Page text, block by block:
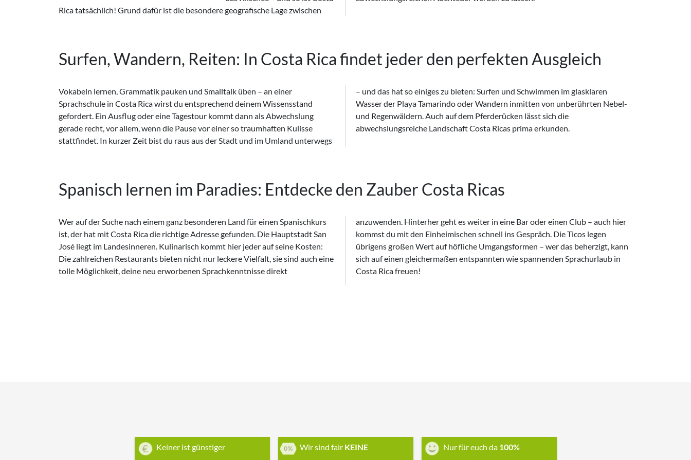
Rica tatsächlich! Grund dafür ist die besondere geografische Lage zwischen
Surfen, Wandern, Reiten: In Costa Rica findet jeder den perfekten Ausgleich
Vokabeln lernen, Grammatik pauken und Smalltalk üben – an einer
Sprachschule in Costa Rica wirst du entsprechend deinem Wissensstand
gefordert. Ein Ausflug oder eine Tagestour kommt dann als Abwechslung
gerade recht, vor allem, wenn die Pause vor einer so traumhaften Kulisse
stattfindet. In kurzer Zeit bist du raus aus der Stadt und im Umland unterwegs
– und das hat so einiges zu bieten: Surfen und Schwimmen im glasklaren
Wasser der Playa Tamarindo oder Wandern inmitten von unberührten Nebel-
und Regenwäldern. Auch auf dem Pferderücken lässt sich die
abwechslungsreiche Landschaft Costa Ricas prima erkunden.
Spanisch lernen im Paradies: Entdecke den Zauber Costa Ricas
Wer auf der Suche nach einem ganz besonderen Land für einen Spanischkurs
ist, der hat mit Costa Rica die richtige Adresse gefunden. Die Hauptstadt San
José liegt im Landesinneren. Kulinarisch kommt hier jeder auf seine Kosten:
Die zahlreichen Restaurants bieten nicht nur leckere Vielfalt, sie sind auch eine
tolle Möglichkeit, deine neu erworbenen Sprachkenntnisse direkt
anzuwenden. Hinterher geht es weiter in eine Bar oder einen Club – auch hier
kommst du mit den Einheimischen schnell ins Gespräch. Die Ticos legen
übrigens großen Wert auf höfliche Umgangsformen – wer das beherzigt, kann
sich auf einen gleichermaßen entspannten wie spannenden Sprachurlaub in
Costa Rica freuen!
Keiner ist günstiger
Wir sind fair KEINE
Nur für euch da 100%